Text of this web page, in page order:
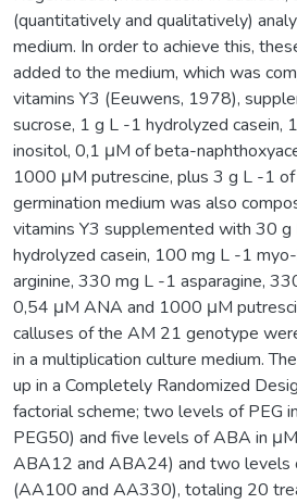
(quantitatively and qualitatively)
medium. In order to achieve this,
added to the medium, which was
vitamins Y3 (Eeuwens, 1978),
sucrose, 1 g L -1 hydrolyzed casein,
inositol, 0,1 μM of beta-
1000 μM putrescine, plus 3 g L -1 of
germination medium was also
vitamins Y3 supplemented with 30
hydrolyzed casein, 100 mg L -1
arginine, 330 mg L -1 asparagine,
0,54 μM ANA and 1000 μM
calluses of the AM 21 genotype
in a multiplication culture medium.
up in a Completely Randomized
factorial scheme; two levels of PEG
PEG50) and five levels of ABA in
ABA12 and ABA24) and two levels
(AA100 and AA330), totaling 20